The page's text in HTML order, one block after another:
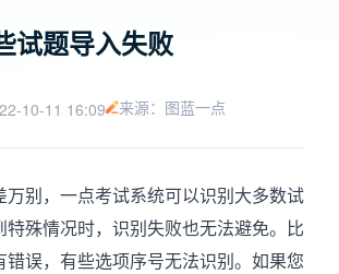
试题导入失败
10-11 16:09 来源：图蓝一点
万别，一点考试系统可以识别大多数试
特殊情况时，识别失败也无法避免。比
错误，有些选项序号无法识别。如果您